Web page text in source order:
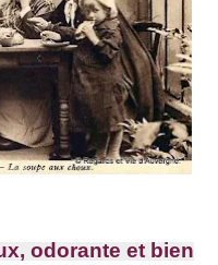
odorante et bien